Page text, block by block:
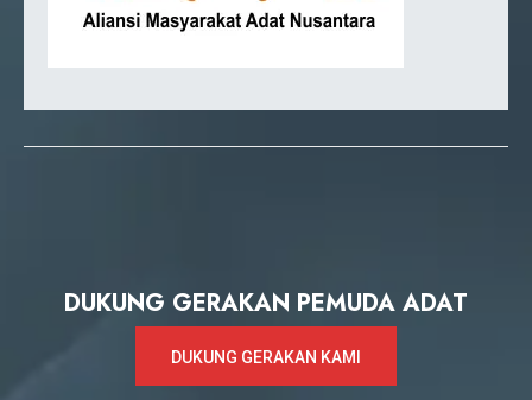
DUKUNG GERAKAN PEMUDA ADAT
DUKUNG GERAKAN KAMI